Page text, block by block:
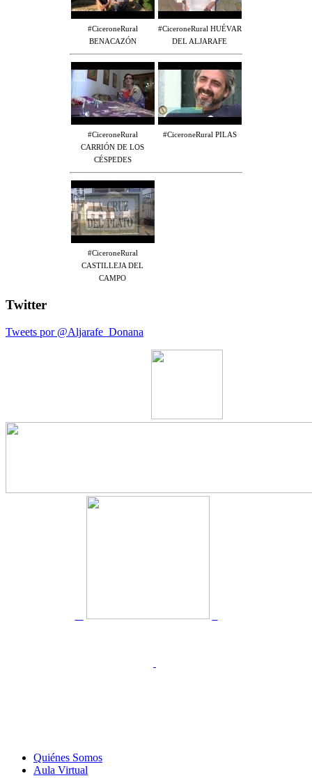
#CiceroneRural
BENACAZÓN
#CiceroneRural HUÉVAR
DEL ALJARAFE
#CiceroneRural
CARRIÓN DE LOS
CÉSPEDES
#CiceroneRural PILAS
#CiceroneRural
CASTILLEJA DEL
CAMPO
Twitter
Tweets por @Aljarafe_Donana
Quiénes Somos
Aula Virtual